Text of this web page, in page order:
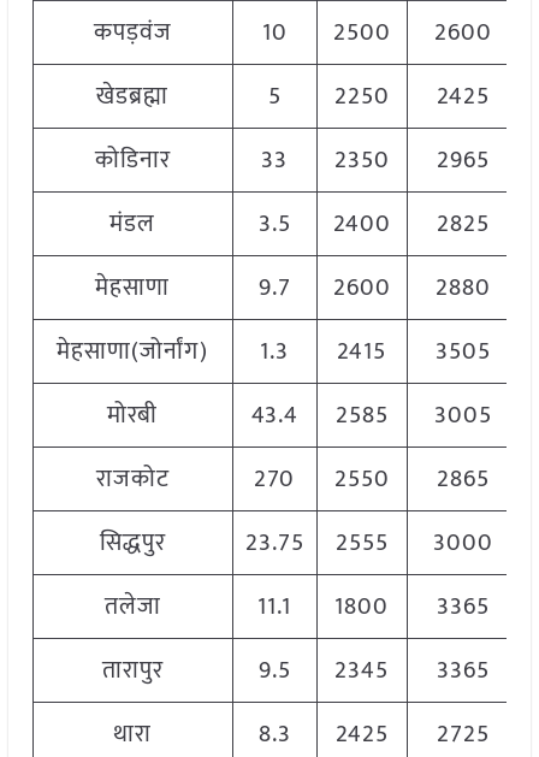
कपड़वंज
10 2500 2600
खेडब्रह्मा
5 2250 2425
कोडिनार
33 2350 2965
मंडल
3.5 2400 2825
मेहसाणा
9.7 2600 2880
मेहसाणा(जोर्नांग)
1.3 2415 3505
मोरबी
43.4 2585 3005
राजकोट
270 2550 2865
सिद्धपुर
23.75 2555 3000
तलेजा
11.1 1800 3365
तारापुर
9.5 2345 3365
थारा
8.3 2425 2725